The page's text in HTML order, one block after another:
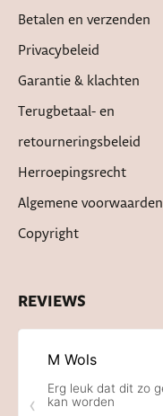
Betalen en verzenden
Privacybeleid
Garantie & klachten
Terugbetaal- en
retourneringsbeleid
Herroepingsrecht
Algemene voorwaarden
Copyright
REVIEWS